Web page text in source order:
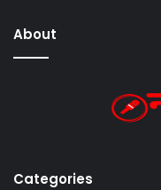
About
Categories